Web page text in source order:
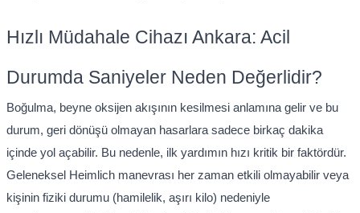
Hızlı Müdahale Cihazı Ankara: Acil
Durumda Saniyeler Neden Değerlidir?
Boğulma, beyne oksijen akışının kesilmesi anlamına gelir ve bu
durum, geri dönüşü olmayan hasarlara sadece birkaç dakika
içinde yol açabilir. Bu nedenle, ilk yardımın hızı kritik bir faktördür.
Geleneksel Heimlich manevrası her zaman etkili olmayabilir veya
kişinin fiziki durumu (hamilelik, aşırı kilo) nedeniyle